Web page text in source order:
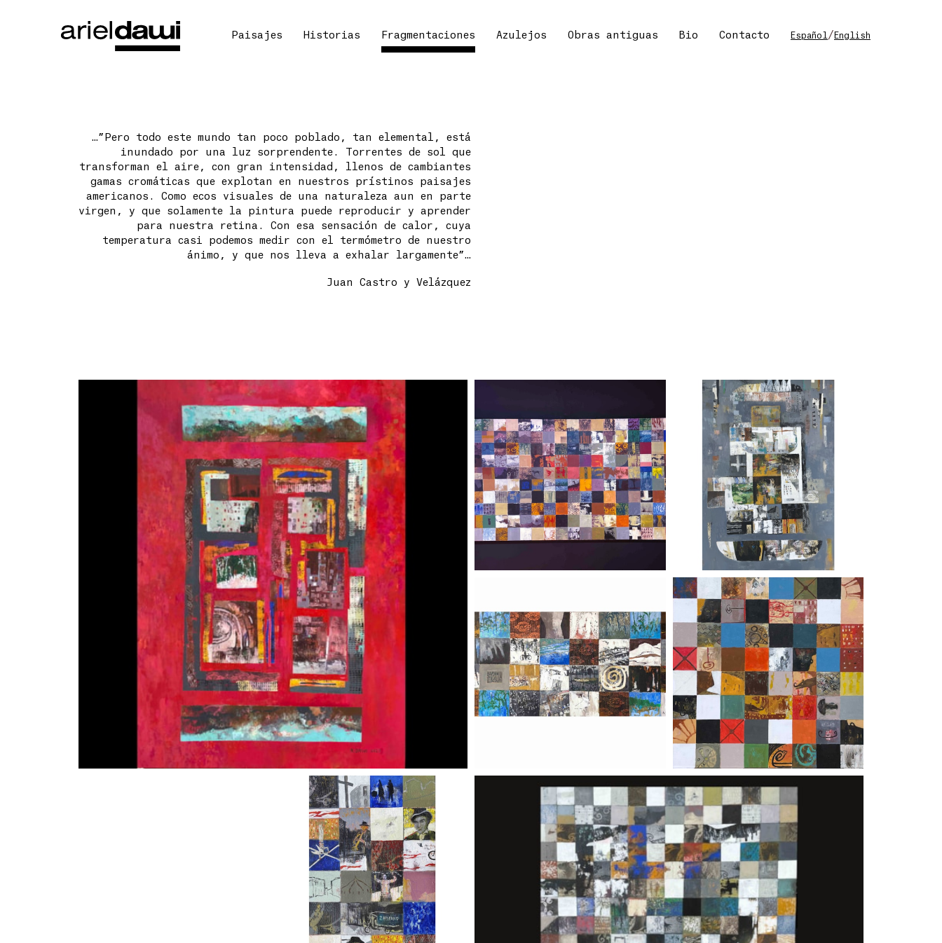
Paisajes Historias Fragmentaciones Azulejos Obras antiguas Bio Contacto /
…”Pero todo este mundo tan poco poblado, tan elemental, está
inundado por una luz sorprendente. Torrentes de sol que
transforman el aire, con gran intensidad, llenos de cambiantes
gamas cromáticas que explotan en nuestros prístinos paisajes
americanos. Como ecos visuales de una naturaleza aun en parte
virgen, y que solamente la pintura puede reproducir y aprender
para nuestra retina. Con esa sensación de calor, cuya
temperatura casi podemos medir con el termómetro de nuestro
ánimo, y que nos lleva a exhalar largamente”…
Juan Castro y Velázquez